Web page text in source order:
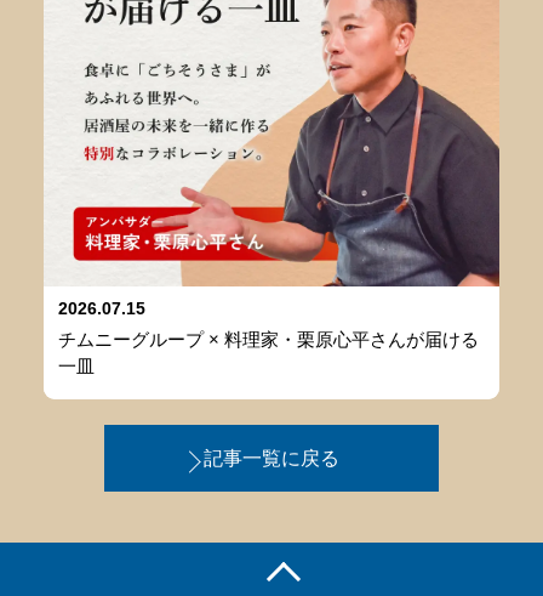
2026.07.15
チムニーグループ × 料理家・栗原心平さんが届ける
一皿
記事一覧に戻る